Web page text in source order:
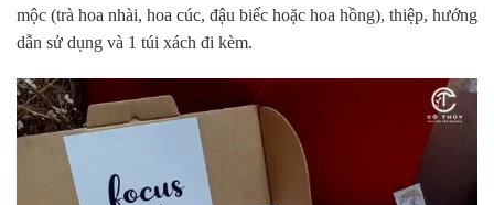
mộc (trà hoa nhài, hoa cúc, đậu biếc hoặc hoa hồng), thiệp, hướng
dẫn sử dụng và 1 túi xách đi kèm.